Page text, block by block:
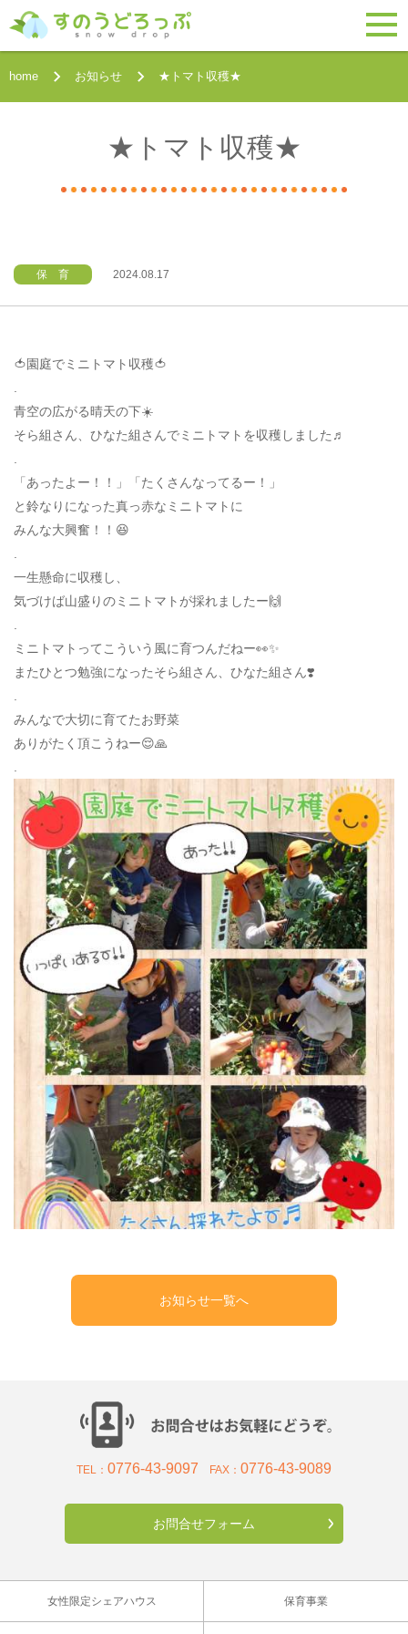
home お知らせ ★トマト収穫★
★トマト収穫★
保 育 2024.08.17
🍅園庭でミニトマト収穫🍅
青空の広がる晴天の下☀️
そら組さん、ひなた組さんでミニトマトを収穫しました♬
「あったよー！！」「たくさんなってるー！」
と鈴なりになった真っ赤なミニトマトに
みんな大興奮！！😆
一生懸命に収穫し、
気づけば山盛りのミニトマトが採れましたー🙌
ミニトマトってこういう風に育つんだねー👀✨
またひとつ勉強になったそら組さん、ひなた組さん❣️
みんなで大切に育てたお野菜
ありがたく頂こうねー😌🙏
お知らせ一覧へ
TEL： 0776-43-9097 FAX： 0776-43-9089
お問合せフォーム
女性限定シェアハウス 保育事業